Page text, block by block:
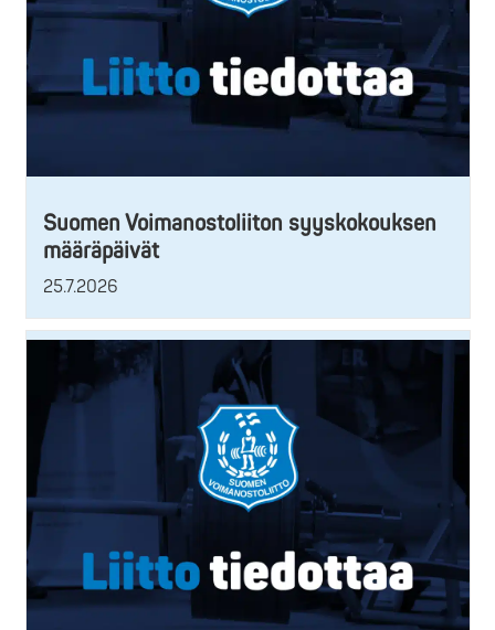
Suomen Voimanostoliiton syyskokouksen
määräpäivät
25.7.2026